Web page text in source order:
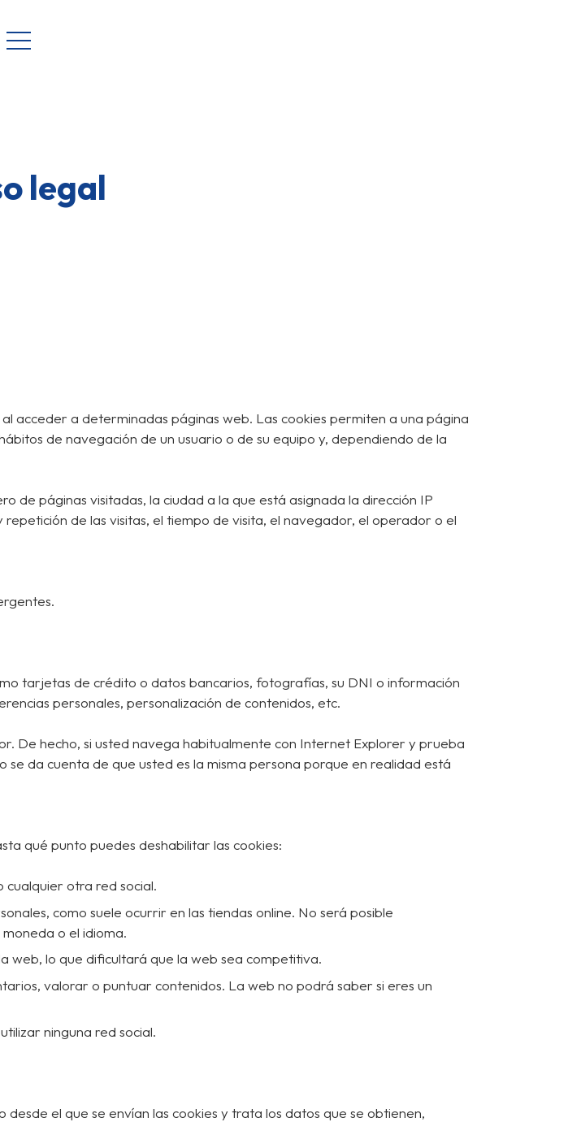
legal
acceder a determinadas páginas web. Las cookies permiten a una página
de navegación de un usuario o de su equipo y, dependiendo de la
de páginas visitadas, la ciudad a la que está asignada la dirección IP
de las visitas, el tiempo de visita, el navegador, el operador o el
tarjetas de crédito o datos bancarios, fotografías, su DNI o información
personales, personalización de contenidos, etc.
De hecho, si usted navega habitualmente con Internet Explorer y prueba
da cuenta de que usted es la misma persona porque en realidad está
qué punto puedes deshabilitar las cookies:
otra red social.
como suele ocurrir en las tiendas online. No será posible
o el idioma.
web, lo que dificultará que la web sea competitiva.
valorar o puntuar contenidos. La web no podrá saber si eres un
ninguna red social.
el que se envían las cookies y trata los datos que se obtienen,